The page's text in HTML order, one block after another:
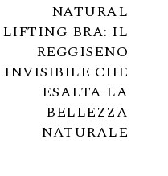
NATURAL
LIFTING BRA: IL
REGGISENO
INVISIBILE CHE
ESALTA LA
BELLEZZA
NATURALE